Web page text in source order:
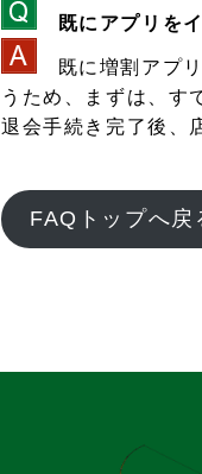
既にアプリを
既に増割アプリ
うため、まずは、す
退会手続き完了後、
FAQトップへ戻